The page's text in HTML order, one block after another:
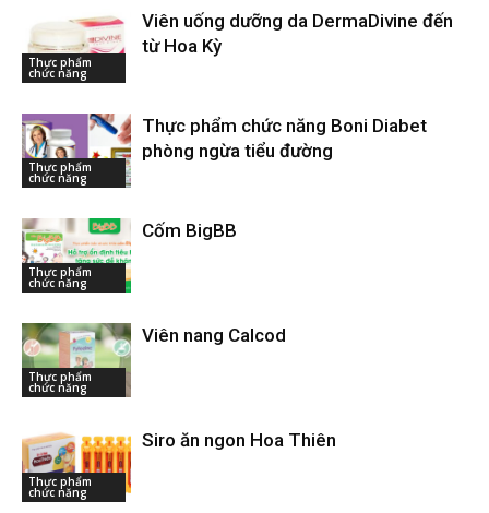
Thực phẩm
chức năng
Viên uống dưỡng da DermaDivine đến
từ Hoa Kỳ
Thực phẩm
chức năng
Thực phẩm chức năng Boni Diabet
phòng ngừa tiểu đường
Thực phẩm
chức năng
Cốm BigBB
Thực phẩm
chức năng
Viên nang Calcod
Thực phẩm
chức năng
Siro ăn ngon Hoa Thiên